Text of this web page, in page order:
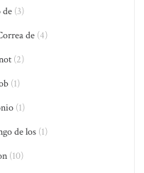
de(3)
de(4)
(2)
(1)
(1)
de los (1)
(10)